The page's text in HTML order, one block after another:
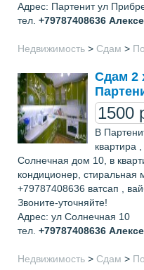
Адрес: Партенит ул
тел. +79787408636
Недвижимость > Сдам >
Сдам 2
1500
В
квaртира
Солнечная дом 10, в
кондиционер,
+79787408636 ватсап ,
Звоните-уточняйте!
Адрес: ул Солнечная 10
тел. +79787408636
Недвижимость > Сдам >